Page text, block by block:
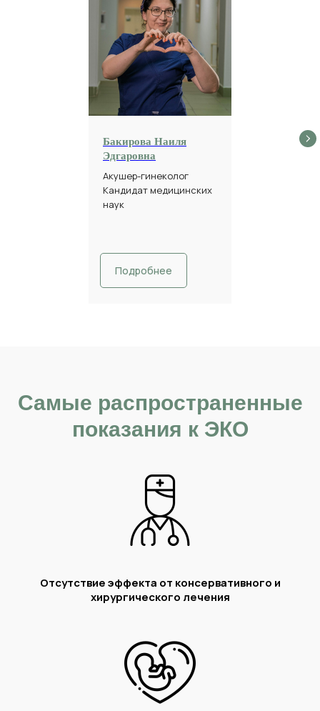
Бакирова Наиля
Эдгаровна
Акушер-гинеколог
Кандидат медицинских
наук
Подробнее
Самые распространенные
показания к ЭКО
Отсутствие эффекта от консервативного и
хирургического лечения